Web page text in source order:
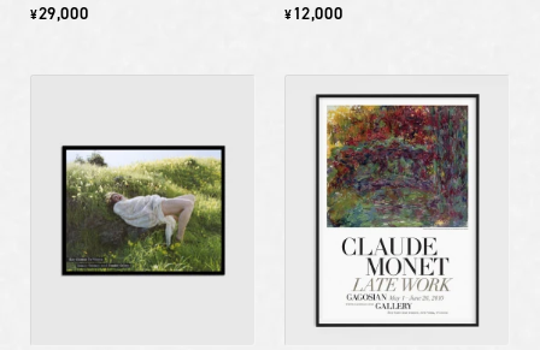
¥29,000 ¥12,000